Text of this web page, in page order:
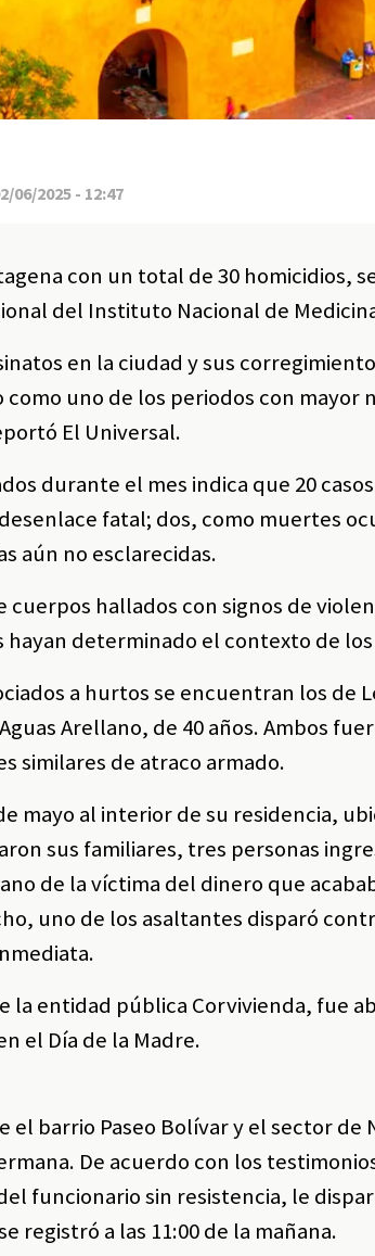
06/2025 - 12:47
con un total de 30 homicidios,
del Instituto Nacional de
en la ciudad y sus
como uno de los periodos con
El Universal.
durante el mes indica que 20
fatal; dos, como muertes
aún no esclarecidas.
hallados con signos de
hayan determinado el contexto de
a hurtos se encuentran los de
Arellano, de 40 años. Ambos
similares de atraco armado.
mayo al interior de su residencia,
sus familiares, tres personas
de la víctima del dinero que
uno de los asaltantes disparó
la entidad pública Corvivienda, fue
el Día de la Madre.
el barrio Paseo Bolívar y el sector de
De acuerdo con los
funcionario sin resistencia, le
registró a las 11:00 de la mañana.